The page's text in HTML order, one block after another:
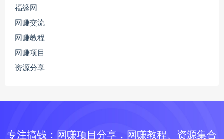
福缘网
网赚交流
网赚教程
网赚项目
资源分享
专注搞钱：网赚项目分享，网赚教程、资源集合